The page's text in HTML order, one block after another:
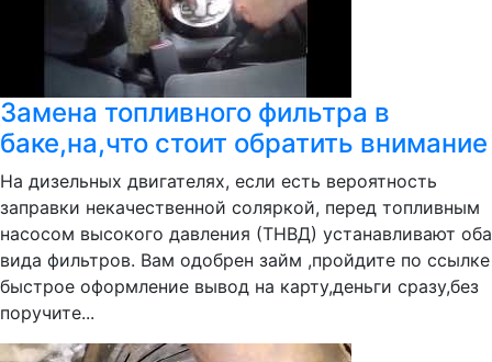
Замена топливного фильтра в
баке,на,что стоит обратить внимание
На дизельных двигателях, если есть вероятность
заправки некачественной соляркой, перед топливным
насосом высокого давления (ТНВД) устанавливают оба
вида фильтров. Вам одобрен займ ,пройдите по ссылке
быстрое оформление вывод на карту,деньги сразу,без
поручите...